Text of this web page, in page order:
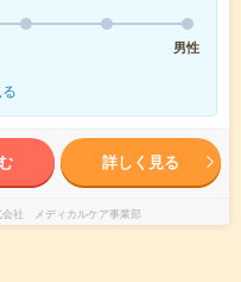
男性
詳しく見る
会社 メディカルケア事業部